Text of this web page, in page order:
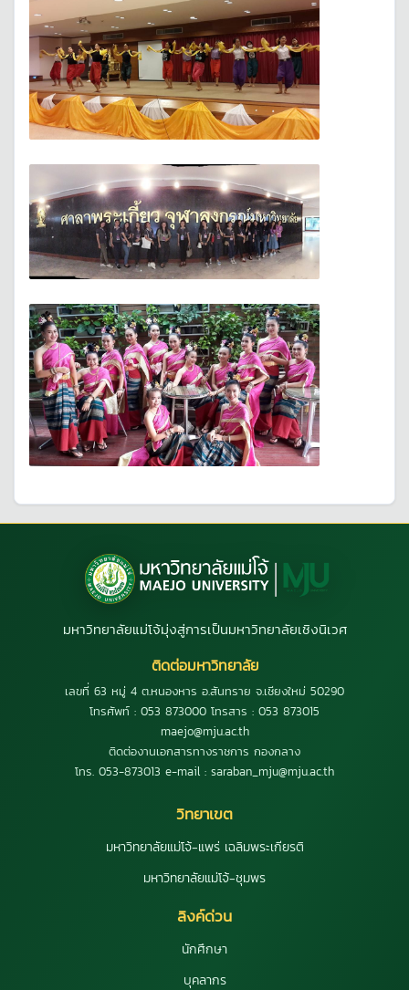
มหาวิทยาลัยแม่โจ้มุ่งสู่การเป็นมหาวิทยาลัยเชิงนิเวศ
ติดต่อมหาวิทยาลัย
เลขที่ 63 หมู่ 4 ต.หนองหาร อ.สันทราย จ.เชียงใหม่ 50290
โทรศัพท์ : 053 873000 โทรสาร : 053 873015
maejo@mju.ac.th
ติดต่องานเอกสารทางราชการ กองกลาง
โทร. 053-873013 e-mail : saraban_mju@mju.ac.th
วิทยาเขต
มหาวิทยาลัยแม่โจ้-แพร่ เฉลิมพระเกียรติ
มหาวิทยาลัยแม่โจ้-ชุมพร
ลิงค์ด่วน
นักศึกษา
บุคลากร